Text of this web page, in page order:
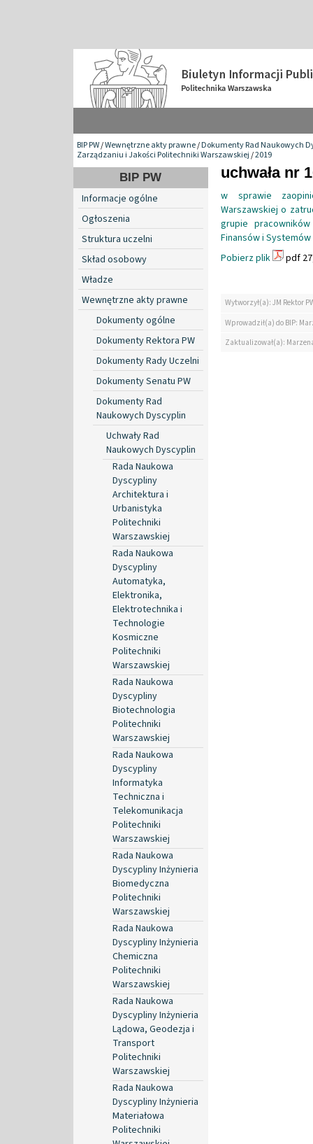
BIP PW/Wewnętrzne akty prawne/Dokumenty Rad Naukowych
Zarządzaniu i Jakości Politechniki Warszawskiej/2019
BIP PW
Informacje ogólne
Ogłoszenia
Struktura uczelni
Skład osobowy
Władze
Wewnętrzne akty prawne
Dokumenty ogólne
Dokumenty Rektora PW
Dokumenty Rady Uczelni
Dokumenty Senatu PW
Dokumenty Rad
Naukowych Dyscyplin
Uchwały Rad
Naukowych Dyscyplin
Rada Naukowa
Dyscypliny
Architektura i
Urbanistyka
Politechniki
Warszawskiej
Rada Naukowa
Dyscypliny
Automatyka,
Elektronika,
Elektrotechnika i
Technologie
Kosmiczne
Politechniki
Warszawskiej
Rada Naukowa
Dyscypliny
Biotechnologia
Politechniki
Warszawskiej
Rada Naukowa
Dyscypliny
Informatyka
Techniczna i
Telekomunikacja
Politechniki
Warszawskiej
Rada Naukowa
Dyscypliny Inżynieria
Biomedyczna
Politechniki
Warszawskiej
Rada Naukowa
Dyscypliny Inżynieria
Chemiczna
Politechniki
Warszawskiej
Rada Naukowa
Dyscypliny Inżynieria
Lądowa, Geodezja i
Transport
Politechniki
Warszawskiej
Rada Naukowa
Dyscypliny Inżynieria
Materiałowa
Politechniki
uchwała nr
w sprawie
Warszawskiej o
grupie
Finansów i
Pobierz plik
pdf
Wytworzył(a): JM Rektor
Wprowadził(a) do BIP:
Zaktualizował(a):